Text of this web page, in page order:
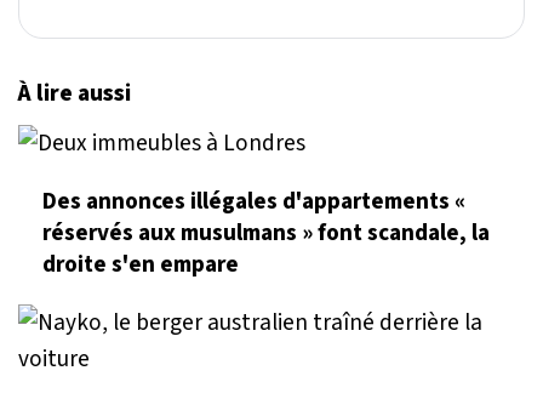
À lire aussi
Des annonces illégales d'appartements «
réservés aux musulmans » font scandale, la
droite s'en empare